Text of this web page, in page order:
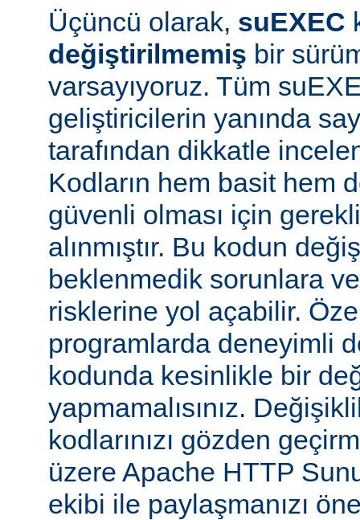
Üçüncü olarak, suEXEC
değiştirilmemiş bir
varsayıyoruz. Tüm
geliştiricilerin yanında
tarafından dikkatle
Kodların hem basit hem
güvenli olması için
alınmıştır. Bu kodun
beklenmedik sorunlara
risklerine yol açabilir.
programlarda deneyimli
kodunda kesinlikle bir
yapmamalısınız.
kodlarınızı gözden
üzere Apache HTTP
ekibi ile paylaşmanızı